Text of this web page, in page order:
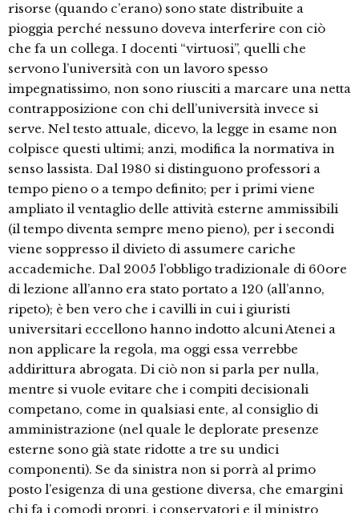
risorse (quando c’erano) sono state distribuite a
pioggia perché nessuno doveva interferire con ciò
che fa un collega. I docenti “virtuosi”, quelli che
servono l’università con un lavoro spesso
impegnatissimo, non sono riusciti a marcare una netta
contrapposizione con chi dell’università invece si
serve. Nel testo attuale, dicevo, la legge in esame non
colpisce questi ultimi; anzi, modifica la normativa in
senso lassista. Dal 1980 si distinguono professori a
tempo pieno o a tempo definito; per i primi viene
ampliato il ventaglio delle attività esterne ammissibili
(il tempo diventa sempre meno pieno), per i secondi
viene soppresso il divieto di assumere cariche
accademiche. Dal 2005 l’obbligo tradizionale di 60ore
di lezione all’anno era stato portato a 120 (all’anno,
ripeto); è ben vero che i cavilli in cui i giuristi
universitari eccellono hanno indotto alcuni Atenei a
non applicare la regola, ma oggi essa verrebbe
addirittura abrogata. Di ciò non si parla per nulla,
mentre si vuole evitare che i compiti decisionali
competano, come in qualsiasi ente, al consiglio di
amministrazione (nel quale le deplorate presenze
esterne sono già state ridotte a tre su undici
componenti). Se da sinistra non si porrà al primo
posto l’esigenza di una gestione diversa, che emargini
chi fa i comodi propri, i conservatori e il ministro